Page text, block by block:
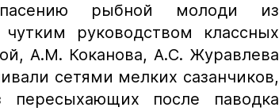
рыбной молоди из
руководством классных
А.М. Коканова, А.С. Журавлева
сетями мелких сазанчиков,
пересыхающих после паводка